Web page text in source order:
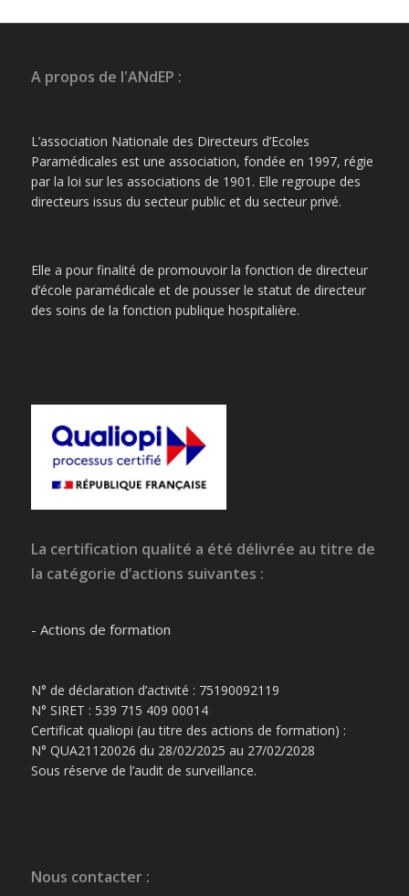
A propos de l'ANdEP :
L’association Nationale des Directeurs d’Ecoles
Paramédicales est une association, fondée en 1997, régie
par la loi sur les associations de 1901. Elle regroupe des
directeurs issus du secteur public et du secteur privé.
Elle a pour finalité de promouvoir la fonction de directeur
d’école paramédicale et de pousser le statut de directeur
des soins de la fonction publique hospitalière.
La certification qualité a été délivrée au titre de
la catégorie d’actions suivantes :
- Actions de formation
N° de déclaration d’activité : 75190092119
N° SIRET : 539 715 409 00014
Certificat qualiopi (au titre des actions de formation) :
N° QUA21120026 du 28/02/2025 au 27/02/2028
Sous réserve de l’audit de surveillance.
Nous contacter :